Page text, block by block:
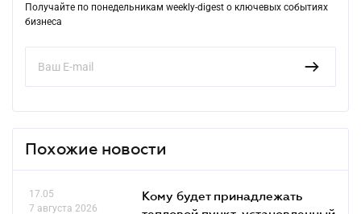
Получайте по понедельникам weekly-digest о ключевых событиях
бизнеса
Похожие новости
17.05
7 августа 2026
Кому будет принадлежать